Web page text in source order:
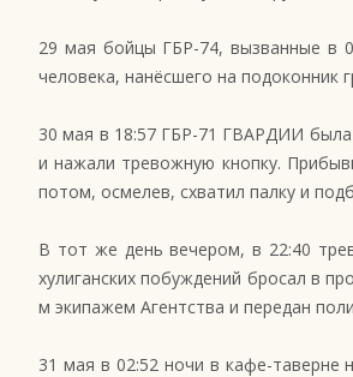
29 мая бойцы ГБР-74, вызванные в
человека, нанёсшего на подоконник
30 мая в 18:57 ГБР-71 ГВАРДИИ была
и нажали тревожную кнопку.
потом, осмелев, схватил палку и
В тот же день вечером, в 22:40
хулиганских побуждений бросал в
м экипажем Агентства и передан
31 мая в 02:52 ночи в кафе-таверне